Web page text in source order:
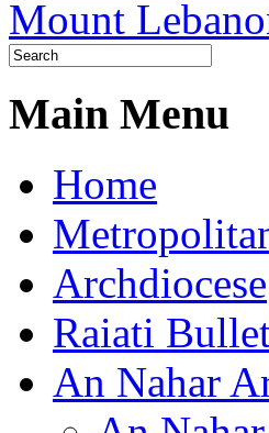
Main Menu
Home
Archdiocese
Raiati
An Nahar